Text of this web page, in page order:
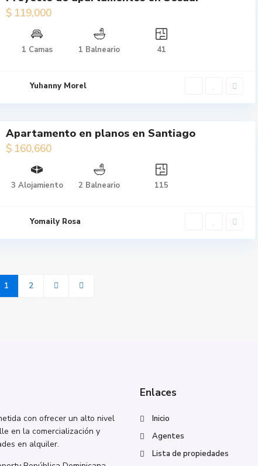
$ 119,000
Proyecto de
en Sosúa.
$ 119,000
1 Camas 1 Balneario 41
Yuhanny Morel
$ 160,660
Apartamento
Santiago
Apartamento en planos en Santiago
$ 160,660
3 Alojamiento 2 Balneario 115
Yomaily Rosa
1 2
con ofrecer un alto nivel
en la comercialización y
en alquiler.
Enlaces
Inicio
Agentes
Lista de propiedades